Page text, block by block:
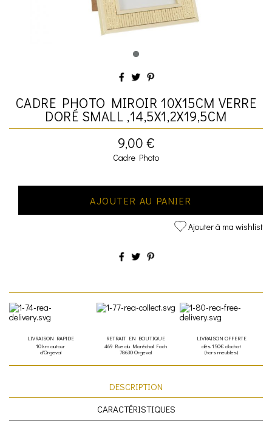
CADRE PHOTO MIROIR 10X15CM VERRE
DORÉ SMALL ,14,5X1,2X19,5CM
9,00 €
Cadre Photo
AJOUTER AU PANIER
Ajouter à ma wishlist
LIVRAISON RAPIDE
10 km autour
d'Orgeval
RETRAIT EN BOUTIQUE
469 Rue du Maréchal Foch
78630 Orgeval
LIVRAISON OFFERTE
dès 150€ d'achat
(hors meubles)
DESCRIPTION
CARACTÉRISTIQUES